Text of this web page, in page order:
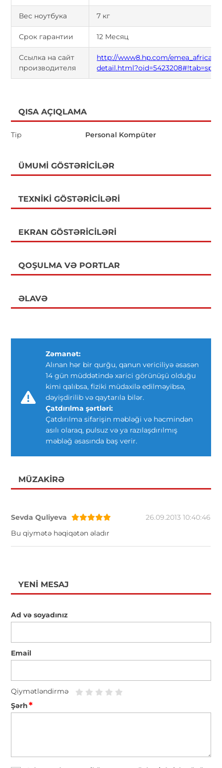
Вес ноутбука 7 кг
Срок гарантии 12 Месяц
Ссылка на сайт
производителя
http://www8.hp.com/emea_africa/
QISA AÇIQLAMA
Tip Personal Kompüter
ÜMUMI GÖSTƏRICILƏR
TEXNIKI GÖSTƏRICILƏRI
EKRAN GÖSTƏRICILƏRI
QOŞULMA VƏ PORTLAR
ƏLAVƏ
Zəmanət:
Alınan hər bir qurğu, qanun vericiliyə əsasən
14 gün müddətində xarici görünüşü olduğu
kimi qalıbsa, fiziki müdaxilə edilməyibsə,
dəyişdirilib və qaytarıla bilər.
Çatdırılma şərtləri:
Çatdırılma sifarişin məbləği və həcmindən
asılı olaraq, pulsuz və ya razılaşdırılmış
məbləğ əsasında baş verir.
MÜZAKIRƏ
Sevda Quliyeva
26.09.2013 10:40:46
Bu qiymətə həqiqətən əladır
YENI MESAJ
Ad və soyadınız
Email
Qiymətləndirmə
Şərh*